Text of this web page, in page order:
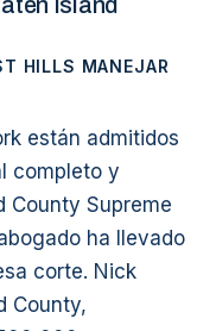
HILLS MANEJAR
están admitidos
completo y
County Supreme
ha llevado
corte. Nick
County,